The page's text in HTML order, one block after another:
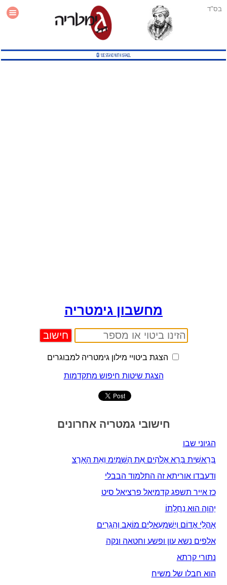
בס"ד
עזרה
מחשבון גימטריה
הצגת ביטויי מילון גימטריה למבוגרים
הצגת שיטות חיפוש מתקדמות
חישובי גמטריה אחרונים
הגיוני שבו
בְּרֵאשִׁית בָּרָא אֱלֹהִים אֵת הַשָּׁמַיִמ וְאֵת הָאָרֶצ
ודעבדו אוריתא זה התלמוד הבבלי
כז אייר תשפג קדמיאל פרציאל סיט
יְהוָה הוּא נַחֲלָתוֹ
אָהֳלֵי אֱדוֹם וְיִשְׁמְעֵאלִים מוֹאָב וְהַגְרִים
אלפים נשא עון ופשע וחטאה ונקה
נתורי קרתא
הוא חבלו של משיח